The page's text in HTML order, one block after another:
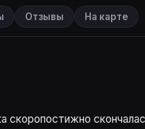
Отзывы На карте